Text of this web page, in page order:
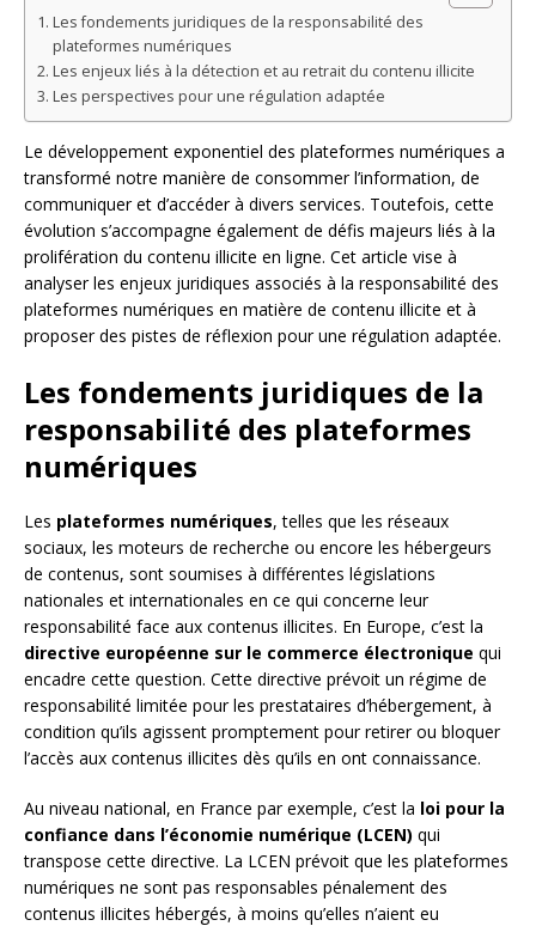
Les fondements juridiques de la responsabilité des
plateformes numériques
Les enjeux liés à la détection et au retrait du contenu illicite
Les perspectives pour une régulation adaptée
Le développement exponentiel des plateformes numériques a
transformé notre manière de consommer l’information, de
communiquer et d’accéder à divers services. Toutefois, cette
évolution s’accompagne également de défis majeurs liés à la
prolifération du contenu illicite en ligne. Cet article vise à
analyser les enjeux juridiques associés à la responsabilité des
plateformes numériques en matière de contenu illicite et à
proposer des pistes de réflexion pour une régulation adaptée.
Les fondements juridiques de la
responsabilité des plateformes
numériques
Les plateformes numériques, telles que les réseaux
sociaux, les moteurs de recherche ou encore les hébergeurs
de contenus, sont soumises à différentes législations
nationales et internationales en ce qui concerne leur
responsabilité face aux contenus illicites. En Europe, c’est la
directive européenne sur le commerce électronique qui
encadre cette question. Cette directive prévoit un régime de
responsabilité limitée pour les prestataires d’hébergement, à
condition qu’ils agissent promptement pour retirer ou bloquer
l’accès aux contenus illicites dès qu’ils en ont connaissance.
Au niveau national, en France par exemple, c’est la loi pour la
confiance dans l’économie numérique (LCEN) qui
transpose cette directive. La LCEN prévoit que les plateformes
numériques ne sont pas responsables pénalement des
contenus illicites hébergés, à moins qu’elles n’aient eu